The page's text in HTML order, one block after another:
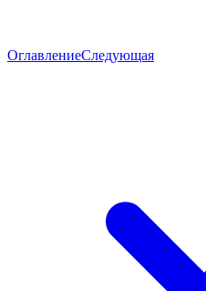
ОглавлениеСледующая